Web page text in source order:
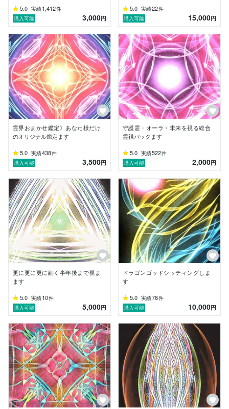
・セラピスト、カウンセラー、ヒーラー
・その他スピリチュアル関連全般
活動休止中、受付停止中の場合も同様とさせていただき
ます。なお、占い系以外の出品者さまは問題ございませ
ん。
■ ご利用にあたってのお願い
・ご本人さまからのお申込みのみ承ります（ご本人の了
承があっても、ご家族、第三者からのお申込みはお受け
できません）。
・オプションの追加は、ご購入時のみとなります（後付
けはできません）。
・ご挨拶をお願いしております。例：「〇〇です。よろ
■ 実績、経歴
・霊能者
・国外での修行経験あり
・前職では口コミのみで広がり、好評をいただきました
・現在はヒーラーとして活動
・ご依頼実績：月300件以上
・ココナラ最高位 プラチナランク達成
※ご自身が利用対象かご不安な場合は、「利用対象の確
認」とご記載のうえ、事前にメッセージにてお問い合わ
5.0 実績1,412件
購入可能
3,000円
5.0 実績22件
購入可能
15,000円
霊界おまかせ鑑定》あなた様だけ
のオリジナル鑑定ます
5.0 実績438件
購入可能
3,500円
守護霊・オーラ・未来を視る総合
霊視パックます
5.0 実績522件
購入可能
2,000円
更に更に更に細く半年後まで視ま
ます
5.0 実績10件
購入可能
5,000円
ドラゴンゴッドシッティングしま
す
5.0 実績78件
購入可能
10,000円